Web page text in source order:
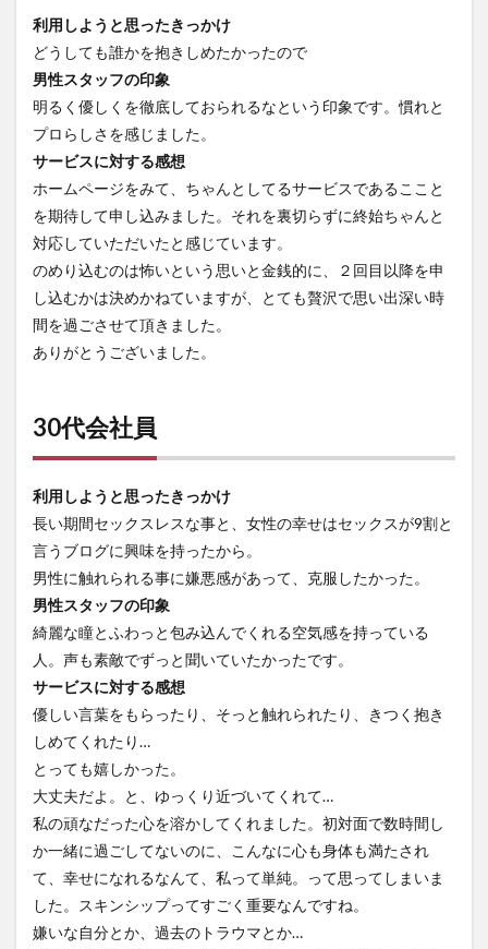
利用しようと思ったきっかけ
どうしても誰かを抱きしめたかったので
男性スタッフの印象
明るく優しくを徹底しておられるなという印象です。慣れと
プロらしさを感じました。
サービスに対する感想
ホームページをみて、ちゃんとしてるサービスであるここと
を期待して申し込みました。それを裏切らずに終始ちゃんと
対応していただいたと感じています。
のめり込むのは怖いという思いと金銭的に、２回目以降を申
し込むかは決めかねていますが、とても贅沢で思い出深い時
間を過ごさせて頂きました。
ありがとうございました。
30代会社員
利用しようと思ったきっかけ
長い期間セックスレスな事と、女性の幸せはセックスが9割と
言うブログに興味を持ったから。
男性に触れられる事に嫌悪感があって、克服したかった。
男性スタッフの印象
綺麗な瞳とふわっと包み込んでくれる空気感を持っている
人。声も素敵でずっと聞いていたかったです。
サービスに対する感想
優しい言葉をもらったり、そっと触れられたり、きつく抱き
しめてくれたり…
とっても嬉しかった。
大丈夫だよ。と、ゆっくり近づいてくれて…
私の頑なだった心を溶かしてくれました。初対面で数時間し
か一緒に過ごしてないのに、こんなに心も身体も満たされ
て、幸せになれるなんて、私って単純。って思ってしまいま
した。スキンシップってすごく重要なんですね。
嫌いな自分とか、過去のトラウマとか…